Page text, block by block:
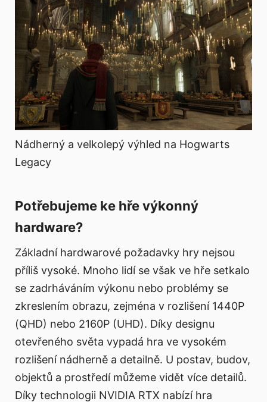
Nádherný a velkolepý výhled na Hogwarts
Legacy
Potřebujeme ke hře výkonný
hardware?
Základní hardwarové požadavky hry nejsou
příliš vysoké. Mnoho lidí se však ve hře setkalo
se zadrháváním výkonu nebo problémy se
zkreslením obrazu, zejména v rozlišení 1440P
(QHD) nebo 2160P (UHD). Díky designu
otevřeného světa vypadá hra ve vysokém
rozlišení nádherně a detailně. U postav, budov,
objektů a prostředí můžeme vidět více detailů.
Díky technologii NVIDIA RTX nabízí hra